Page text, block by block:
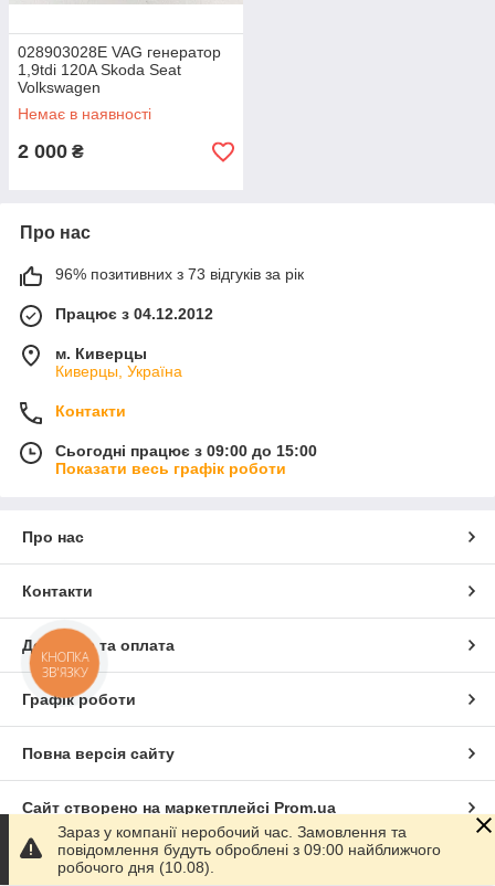
028903028E VAG генератор
1,9tdi 120A Skoda Seat
Volkswagen
Немає в наявності
2 000 ₴
Про нас
96% позитивних з 73 відгуків за рік
Працює з 04.12.2012
м. Киверцы
Киверцы, Україна
Контакти
Сьогодні працює з 09:00 до 15:00
Показати весь графік роботи
Про нас
Контакти
Доставка та оплата
Графік роботи
Повна версія сайту
Сайт створено на маркетплейсі Prom.ua
Політика конфіденційності
Зараз у компанії неробочий час. Замовлення та
повідомлення будуть оброблені з 09:00 найближчого
робочого дня (10.08).
КНОПКА
ЗВ'ЯЗКУ